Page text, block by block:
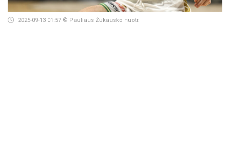
2025-09-13 01:57 © Pauliaus Žukausko nuotr.